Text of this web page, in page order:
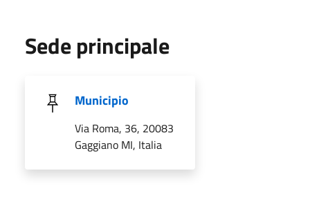
Sede principale
Municipio
Via Roma, 36, 20083
Gaggiano MI, Italia